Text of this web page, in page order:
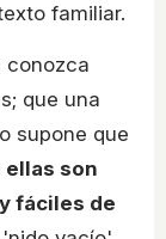
familiar.
conozca
que una
supone que
ellas son
fáciles de